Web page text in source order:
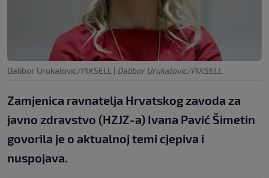
Dalibor Urukalovic/PIXSELL | Dalibor Urukalovic/PIXSELL
Zamjenica ravnatelja Hrvatskog zavoda za
javno zdravstvo (HZJZ-a) Ivana Pavić Šimetin
govorila je o aktualnoj temi cjepiva i
nuspojava.